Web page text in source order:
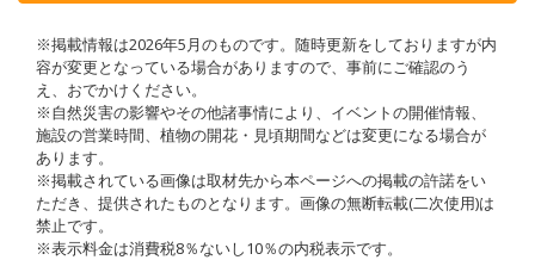
※掲載情報は2026年5月のものです。随時更新をしておりますが内
容が変更となっている場合がありますので、事前にご確認のう
え、おでかけください。
※自然災害の影響やその他諸事情により、イベントの開催情報、
施設の営業時間、植物の開花・見頃期間などは変更になる場合が
あります。
※掲載されている画像は取材先から本ページへの掲載の許諾をい
ただき、提供されたものとなります。画像の無断転載(二次使用)は
禁止です。
※表示料金は消費税8％ないし10％の内税表示です。